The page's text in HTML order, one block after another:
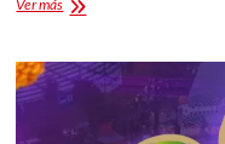
Ver más
la
Feria
2025